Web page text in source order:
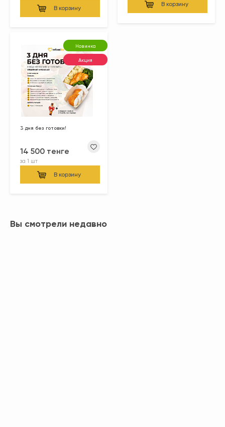
В корзину
Новинка
Акция
3 дня без готовки!
14 500 тенге
за 1 шт
В корзину
В корзину
Вы смотрели недавно